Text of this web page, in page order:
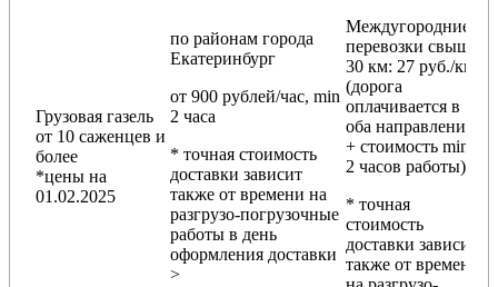
Грузовая газель
от 10 саженцев и
более
*цены на
01.02.2025
по районам города
Екатеринбург
от 900 рублей/час, min
2 часа
* точная стоимость
доставки зависит
также от времени на
разгрузо-погрузочные
работы в день
оформления доставки
>
Междугородние
перевозки свыше
30 км: 27 руб./км
(дорога
оплачивается в
оба направления
+ стоимость min
2 часов работы)
* точная
стоимость
доставки зависит
также от времени